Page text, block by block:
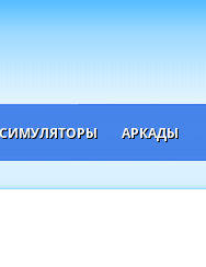
СИМУЛЯТОРЫ АРКАДЫ